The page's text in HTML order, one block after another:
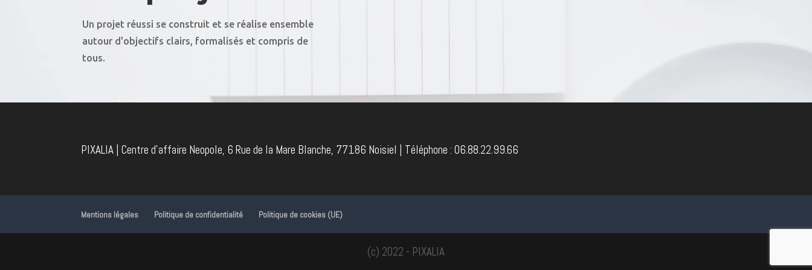
Un projet réussi se construit et se réalise ensemble
autour d'objectifs clairs, formalisés et compris de
tous.
PIXALIA | Centre d'affaire Neopole, 6 Rue de la Mare Blanche, 77186 Noisiel | Téléphone :06.88.22.99.66
Mentions légales Politique de confidentialité Politique de cookies (UE)
(c) 2022 - PIXALIA